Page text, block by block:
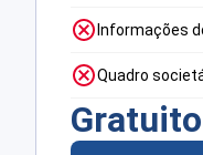
Informações
Quadro
Gratuito